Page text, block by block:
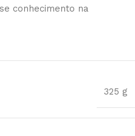
conhecimento na
325 g